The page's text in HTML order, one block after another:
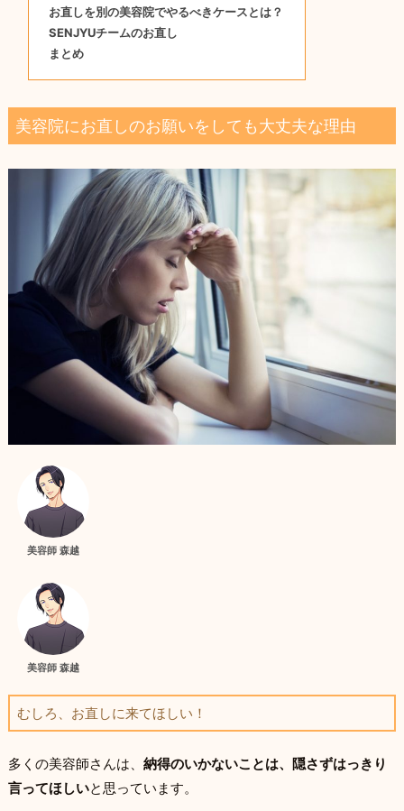
お直しを別の美容院でやるべきケースとは？
SENJYUチームのお直し
まとめ
美容院にお直しのお願いをしても大丈夫な理由
美容師 森越
美容師 森越
むしろ、お直しに来てほしい！
多くの美容師さんは、 納得のいかないことは、隠さずはっきり
言ってほしいと思っています。